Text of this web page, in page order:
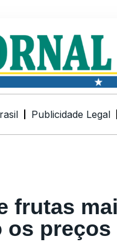
Publicidade Legal
frutas
os preços